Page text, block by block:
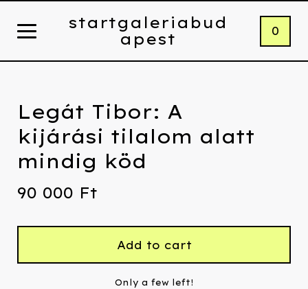
startgaleriabud
apest
0
Legát Tibor: A
kijárási tilalom alatt
mindig köd
90 000 Ft
Add to cart
Only a few left!